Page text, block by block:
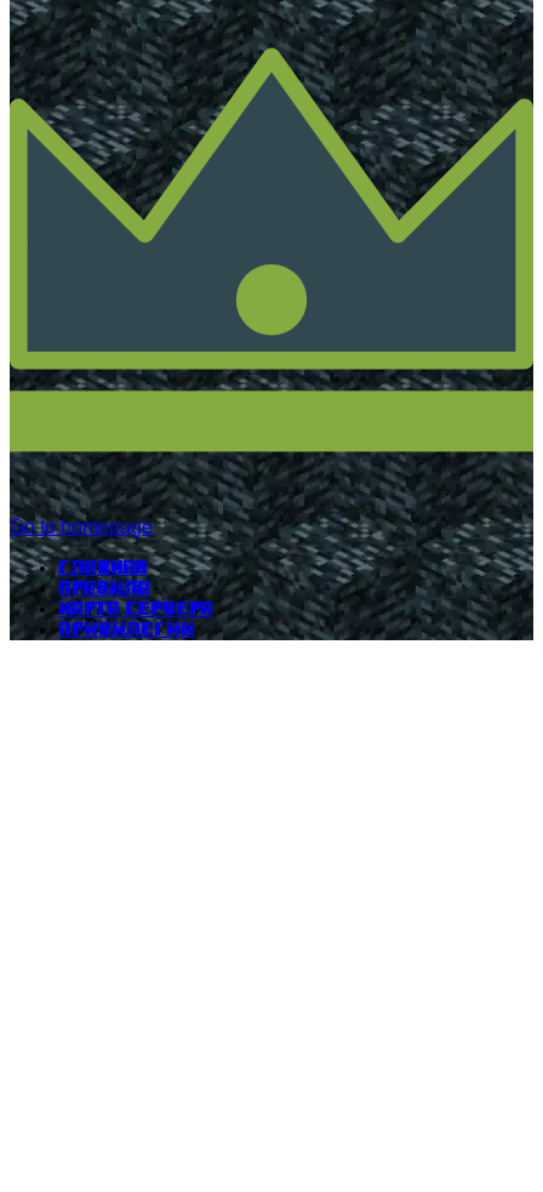
Go to homepage
Главная
Правила
Карта сервера
Привилегии